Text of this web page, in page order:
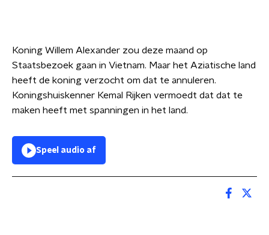
Koning Willem Alexander zou deze maand op
Staatsbezoek gaan in Vietnam. Maar het Aziatische land
heeft de koning verzocht om dat te annuleren.
Koningshuiskenner Kemal Rijken vermoedt dat dat te
maken heeft met spanningen in het land.
Speel audio af